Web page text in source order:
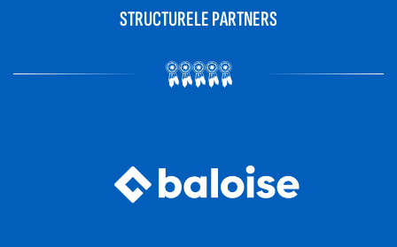
STRUCTURELE PARTNERS